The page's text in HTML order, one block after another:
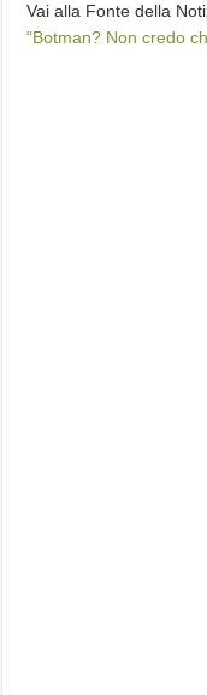
Vai alla Fonte della
“Botman? Non credo